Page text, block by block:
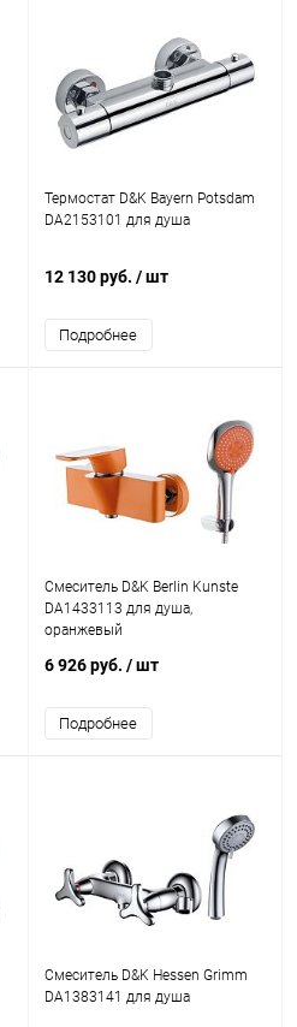
Термостат D&K Bayern Potsdam
DA2153101 для душа
12 130 руб. / шт
Подробнее
Смеситель D&K Berlin Kunste
DA1433113 для душа,
оранжевый
6 926 руб. / шт
Подробнее
Смеситель D&K Hessen Grimm
DA1383141 для душа